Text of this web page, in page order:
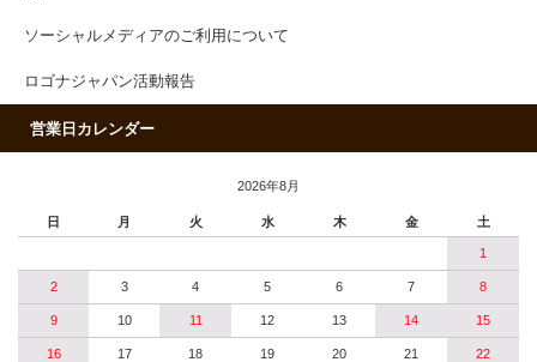
ソーシャルメディアのご利用について
ロゴナジャパン活動報告
営業日カレンダー
2026年8月
日 月 火 水 木 金 土
1
2 3 4 5 6 7 8
9 10 11 12 13 14 15
16 17 18 19 20 21 22